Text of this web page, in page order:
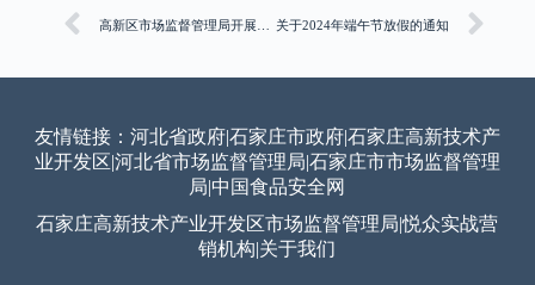
关于2024年端午节放假的通知
友情链接： 河北省政府|石家庄市政府|石家庄高新技术产
业开发区|河北省市场监督管理局|石家庄市市场监督管理
局|中国食品安全网
石家庄高新技术产业开发区市场监督管理局|悦众实战营
销机构|关于我们